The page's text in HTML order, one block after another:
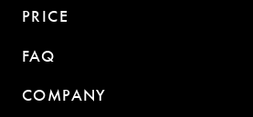
PRICE
FAQ
COMPANY